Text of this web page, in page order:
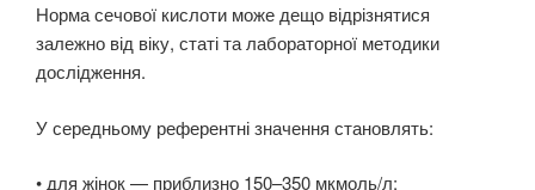
Норма сечової кислоти може дещо відрізнятися
залежно від віку, статі та лабораторної методики
дослідження.
У середньому референтні значення становлять:
• для жінок — приблизно 150–350 мкмоль/л;